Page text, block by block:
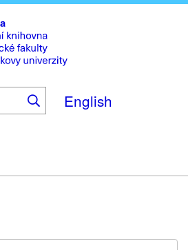
to
main
content
English
Digitalia